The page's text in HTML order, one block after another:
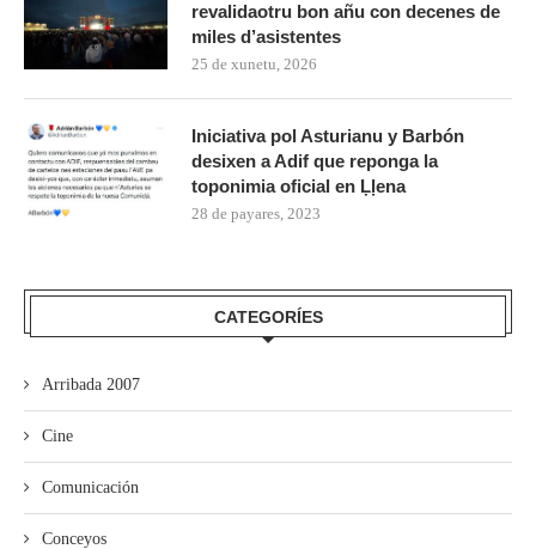
revalidaotru bon añu con decenes de
miles d’asistentes
25 de xunetu, 2026
Iniciativa pol Asturianu y Barbón
desixen a Adif que reponga la
toponimia oficial en Ḷḷena
28 de payares, 2023
CATEGORÍES
Arribada 2007
Cine
Comunicación
Conceyos